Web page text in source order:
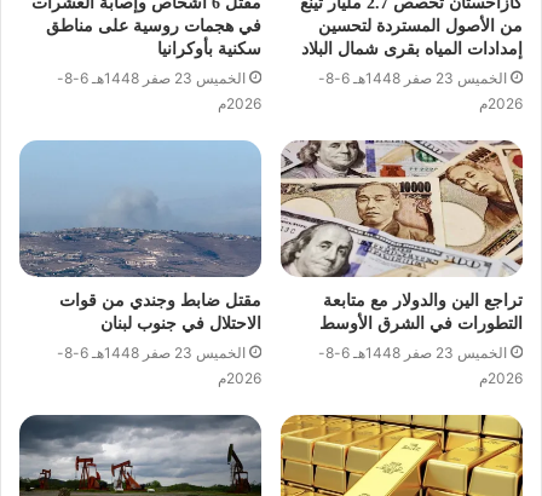
من الأصول المستردة لتحسين
إمدادات المياه بقرى شمال البلاد
الخميس 23 صفر 1448هـ 6-8-
2026م
في هجمات روسية على مناطق
سكنية بأوكرانيا
الخميس 23 صفر 1448هـ 6-8-
2026م
تراجع الين والدولار مع متابعة
التطورات في الشرق الأوسط
الخميس 23 صفر 1448هـ 6-8-
2026م
مقتل ضابط وجندي من قوات
الاحتلال في جنوب لبنان
الخميس 23 صفر 1448هـ 6-8-
2026م